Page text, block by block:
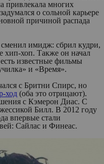
привлекала многих
о сольной карьере
причиной распада
имидж: сбрил кудри,
хип-хоп. Также он начал
известные фильмы
и «Время».
с Бритни Спирс, но
ход (оба это отрицают).
с Кэмерон Диас. С
Билл. В 2012 году
впервые стали
Сайлас и Финеас.